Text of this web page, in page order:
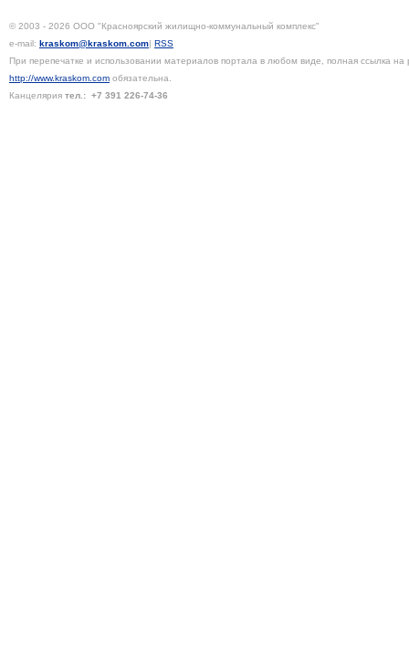
© 2003 - 2026 ООО "Красноярский жилищно-коммунальный комплекс"
e-mail: kraskom@kraskom.com| RSS
При перепечатке и использовании материалов портала в любом виде, полная ссылка на
http://www.kraskom.com обязательна.
Канцелярия тел.: +7 391 226-74-36